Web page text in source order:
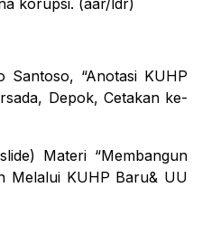
korupsi. (aar/ldr)
Santoso, “Anotasi KUHP
Depok, Cetakan ke-
Materi “Membangun
Melalui KUHP Baru& UU